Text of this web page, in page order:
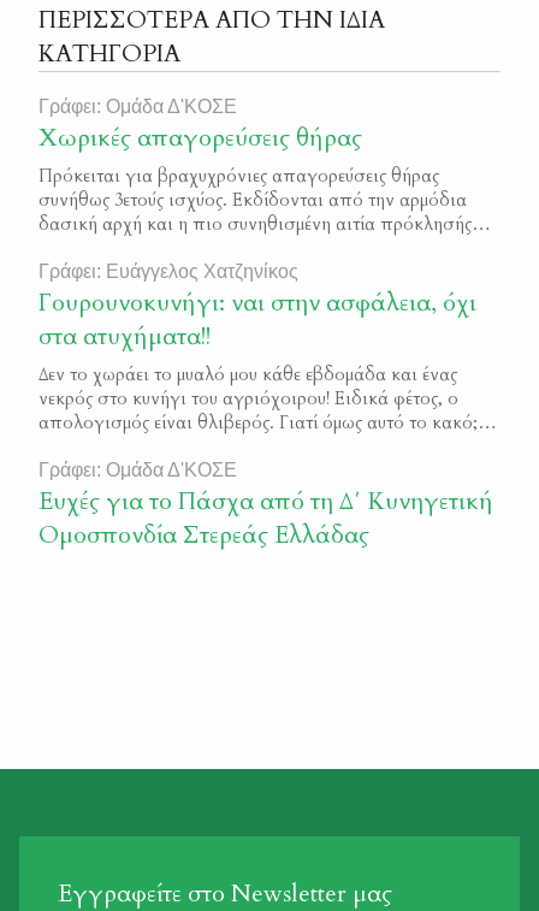
ΠΕΡΙΣΣΟΤΕΡΑ ΑΠΟ ΤΗΝ ΙΔΙΑ
ΚΑΤΗΓΟΡΙΑ
Γράφει: Ομάδα Δ'ΚΟΣΕ
Χωρικές απαγορεύσεις θήρας
Πρόκειται για βραχυχρόνιες απαγορεύσεις θήρας
συνήθως 3ετούς ισχύος. Εκδίδονται από την αρμόδια
δασική αρχή και η πιο συνηθισμένη αιτία πρόκλησής
Γράφει: Ευάγγελος Χατζηνίκος
Γουρουνοκυνήγι: ναι στην ασφάλεια, όχι
στα ατυχήματα!!
Δεν το χωράει το μυαλό μου κάθε εβδομάδα και ένας
νεκρός στο κυνήγι του αγριόχοιρου! Ειδικά φέτος, ο
απολογισμός είναι θλιβερός. Γιατί όμως αυτό το κακό;
κάνουμε μία ακόμα διαπίστωση, αλλά για να βρεθούμε
πιο κοντά στη θεραπεία. Πρώτα πρώτα, θα πρέπει να
διευκρινίσουμε ότι στη […]
Γράφει: Ομάδα Δ'ΚΟΣΕ
Ευχές για το Πάσχα από τη Δ΄ Κυνηγετική
Ομοσπονδία Στερεάς Ελλάδας
Εγγραφείτε στο Newsletter μας